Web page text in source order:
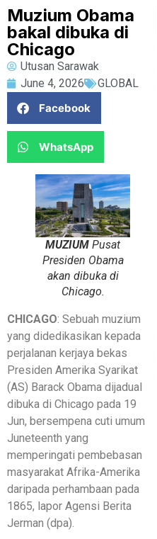
Muzium Obama
bakal dibuka di
Chicago
Utusan Sarawak
June 4, 2026
GLOBAL
Facebook
WhatsApp
MUZIUM Pusat
Presiden Obama
akan dibuka di
Chicago.
CHICAGO: Sebuah muzium
yang didedikasikan kepada
perjalanan kerjaya bekas
Presiden Amerika Syarikat
(AS) Barack Obama dijadual
dibuka di Chicago pada 19
Jun, bersempena cuti umum
Juneteenth yang
memperingati pembebasan
masyarakat Afrika-Amerika
daripada perhambaan pada
1865, lapor Agensi Berita
Jerman (dpa).